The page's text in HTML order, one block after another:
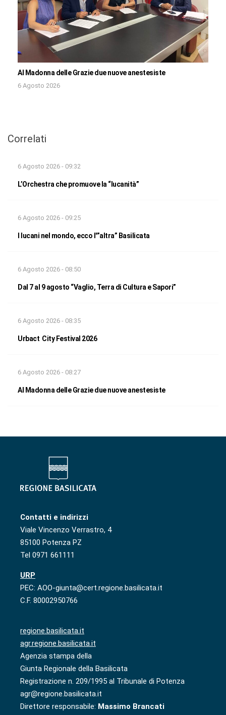
Al Madonna delle Grazie due nuove anestesiste
6 Agosto 2026
Correlati
6 Agosto 2026 - 09:32
L’Orchestra che promuove la “lucanità”
6 Agosto 2026 - 09:25
I lucani nel mondo, ecco l'”altra” Basilicata
6 Agosto 2026 - 08:50
Dal 7 al 9 agosto “Vaglio, Terra di Cultura e Sapori”
6 Agosto 2026 - 08:35
Urbact City Festival 2026
6 Agosto 2026 - 08:27
Al Madonna delle Grazie due nuove anestesiste
Contatti e indirizzi
Viale Vincenzo Verrastro, 4
85100 Potenza PZ
Tel 0971 661111
URP
PEC: AOO-giunta@cert.regione.basilicata.it
C.F. 80002950766
regione.basilicata.it
agr.regione.basilicata.it
Agenzia stampa della
Giunta Regionale della Basilicata
Registrazione n. 209/1995 al Tribunale di Potenza
agr@regione.basilicata.it
Direttore responsabile: Massimo Brancati